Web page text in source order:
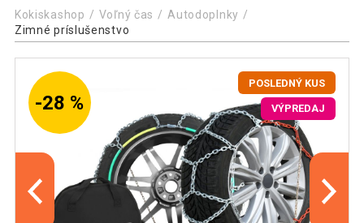
Kokiskashop Voľný čas
Autodoplnky
Zimné príslušenstvo
-28 %
POSLEDNÝ KUS
VÝPREDAJ